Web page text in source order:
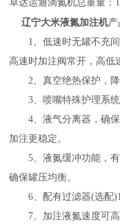
卓达运通滴氮机总重量：
辽宁大米液氮加注机产
1、低速时无罐不充间
高速时加注阀常开，高低
2、真空绝热保护，降
3、喷嘴特殊护理系统
4、液气分离器，确保
加注更稳定。
5、液氮缓冲功能，有
确保罐压均衡。
6、配有过滤器(选配
7、加注液氮速度可高